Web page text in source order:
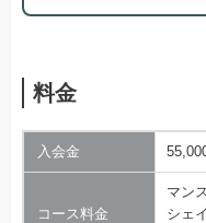
料金
入会金
コース料金
マン
シェ